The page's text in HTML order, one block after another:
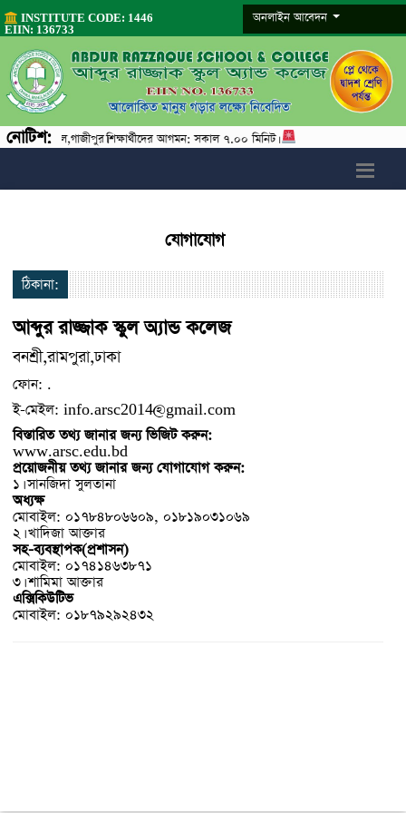
INSTITUTE CODE: 1446
EIIN: 136733
অনলাইন আবেদন
নোটিশ:
পূবাইল,গাজীপুর।শিক্ষার্থীদের আগমন: সকাল ৭.০০ মিনিট।
যোগাযোগ
ঠিকানা:
আব্দুর রাজ্জাক স্কুল অ্যান্ড কলেজ
বনশ্রী,রামপুরা,ঢাকা
ফোন: .
ই-মেইল: info.arsc2014@gmail.com
বিস্তারিত তথ্য জানার জন্য ভিজিট করুন:
www.arsc.edu.bd
প্রয়োজনীয় তথ্য জানার জন্য যোগাযোগ করুন:
১। সানজিদা সুলতানা
অধ্যক্ষ
মোবাইল: ০১৭৮৪৮০৬৬০৯, ০১৮১৯০৩১০৬৯
২। খাদিজা আক্তার
সহ-ব্যবস্থাপক(প্রশাসন)
মোবাইল: ০১৭৪১৪৬৩৮৭১
৩। শামিমা আক্তার
এক্সিকিউটিভ
মোবাইল: ০১৮৭৯২৯২৪৩২